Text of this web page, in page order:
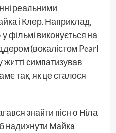
реальними
і Клер. Наприклад,
фільмі виконується на
(вокалістом Pearl
житті симпатизував
так, як це сталося
знайти пісню Ніла
надихнути Майка